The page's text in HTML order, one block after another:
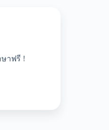
ษาฟรี !